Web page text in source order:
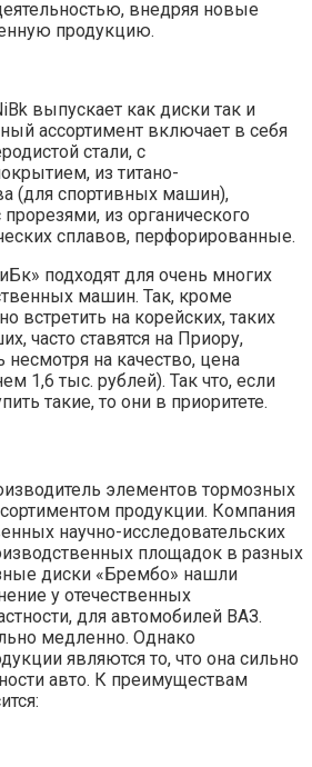
внедряя новые
продукцию.
выпускает как диски так и
ассортимент включает в себя
стали, с
из титано-
(для спортивных машин),
из органического
сплавов, перфорированные.
подходят для очень многих
машин. Так, кроме
встретить на корейских, таких
часто ставятся на Приору,
несмотря на качество, цена
1,6 тыс. рублей). Так что, если
такие, то они в приоритете.
элементов тормозных
продукции. Компания
научно-исследовательских
площадок в разных
диски «Брембо» нашли
у отечественных
для автомобилей ВАЗ.
медленно. Однако
являются то, что она сильно
авто. К преимуществам